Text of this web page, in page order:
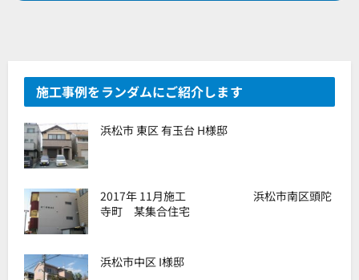
施工事例をランダムにご紹介します
浜松市 東区 有玉台 H様邸
2017年 11月施工 浜松市南区頭陀
寺町 某集合住宅
浜松市中区 I様邸